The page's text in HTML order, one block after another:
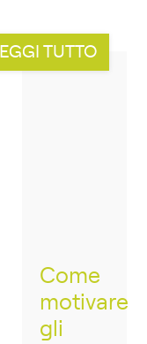
TUTTO
Come
motivare
gli